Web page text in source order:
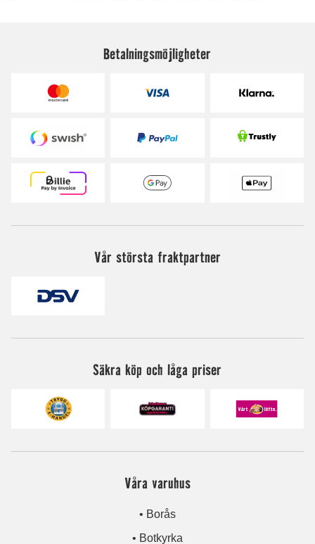
Betalningsmöjligheter
Vår största fraktpartner
Säkra köp och låga priser
Våra varuhus
• Borås
• Botkyrka